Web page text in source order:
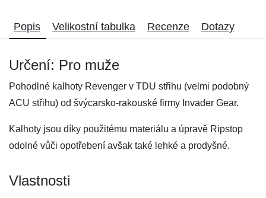
Popis Velikostní tabulka Recenze Dotazy
Určení: Pro muže
Pohodlné kalhoty Revenger v TDU střihu (velmi podobný
ACU střihu) od švýcarsko-rakouské firmy Invader Gear.
Kalhoty jsou díky použitému materiálu a úpravě Ripstop
odolné vůči opotřebení avšak také lehké a prodyšné.
Vlastnosti